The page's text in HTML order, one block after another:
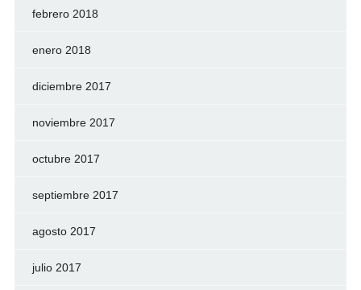
febrero 2018
enero 2018
diciembre 2017
noviembre 2017
octubre 2017
septiembre 2017
agosto 2017
julio 2017